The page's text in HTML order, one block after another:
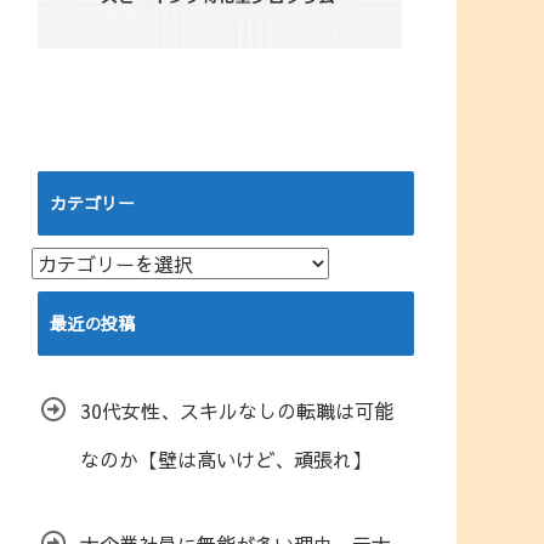
カテゴリー
カ
テ
最近の投稿
30代女性、スキルなしの転職は可能
なのか【壁は高いけど、頑張れ】